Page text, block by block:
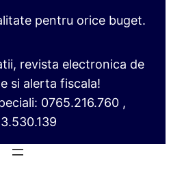
pentru orice buget.
revista electronica de
si alerta fiscala!
0765.216.760 ,